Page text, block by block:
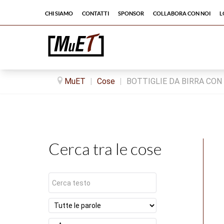
Chi siamo Contatti Sponsor Collabora con noi
MuET | Cose | BOTTIGLIE DA BIRRA
Cerca tra le cose